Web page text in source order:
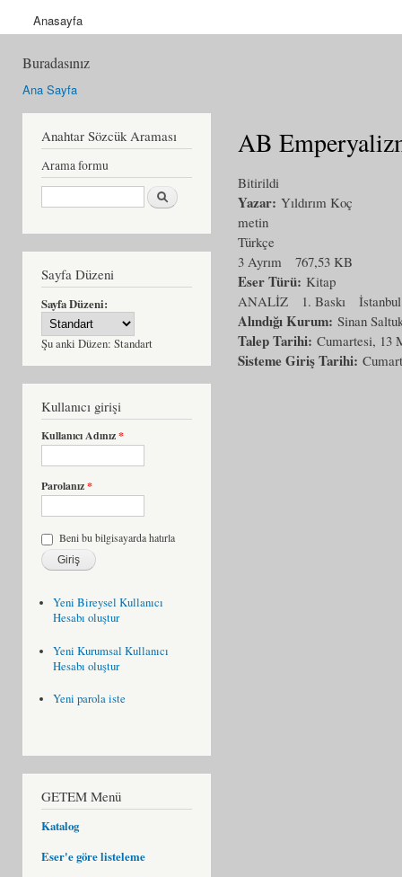
Anasayfa
Buradasınız
Ana Sayfa
Anahtar Sözcük Araması
Arama formu
Ara
Sayfa Düzeni
Sayfa Düzeni:
Şu anki Düzen: Standart
Kullanıcı girişi
Kullanıcı Adınız*
Parolanız*
Beni bu bilgisayarda hatırla
Yeni Bireysel Kullanıcı
Hesabı oluştur
Yeni Kurumsal Kullanıcı
Hesabı oluştur
Yeni parola iste
GETEM Menü
Katalog
Eser'e göre listeleme
AB
Bitirildi
Yazar: Yıldırım Koç
metin
Türkçe
3 Ayrım
767,53 KB
Eser Türü: Kitap
ANALİZ
1. Baskı İstanbul
Alındığı Kurum: Sinan
Talep Tarihi: Cumartesi, 13
Sisteme Giriş Tarihi: